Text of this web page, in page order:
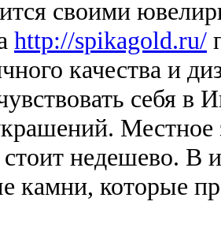
своими
http://spikagold.ru/
качества и
себя
недешево. В
камни, которые